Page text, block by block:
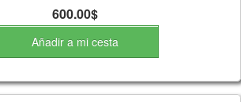
600.00$
Añadir a mi cesta